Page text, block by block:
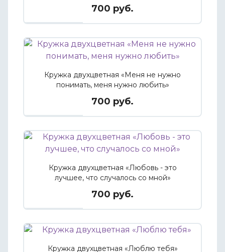
700 руб.
Кружка двухцветная «Меня не нужно
понимать, меня нужно любить»
700 руб.
Кружка двухцветная «Любовь - это
лучшее, что случалось со мной»
700 руб.
Кружка двухцветная «Люблю тебя»